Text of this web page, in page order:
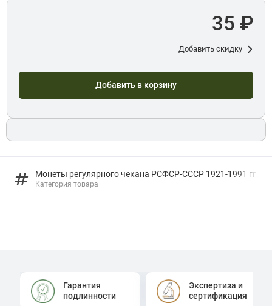
Монеты регулярного чекана РСФСР-СССР 1921-1991 гг.
Категория товара
35 ₽
Добавить скидку
Добавить в корзину
Гарантия
подлинности
Экспертиза и
сертификация